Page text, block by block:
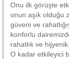
Onu ilk görüşte
onun aşık olduğu
güveni ve
konforlu
rahatlık ve
O kadar etkileyici